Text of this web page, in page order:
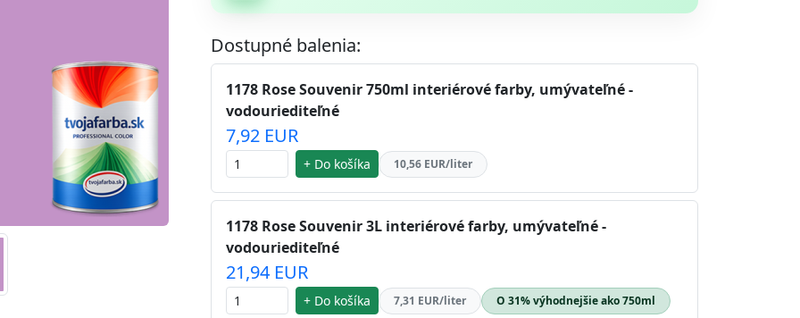
Dostupné balenia:
1178 Rose Souvenir 750ml interiérové farby, umývateľné -
vodouriediteľné
7,92 EUR
+ Do košíka 10,56 EUR/liter
1178 Rose Souvenir 3L interiérové farby, umývateľné -
vodouriediteľné
21,94 EUR
+ Do košíka 7,31 EUR/liter O 31% výhodnejšie ako 750ml